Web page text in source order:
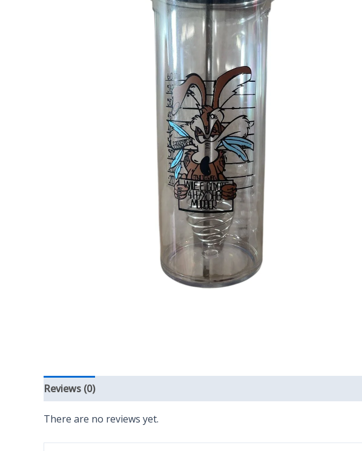
Reviews (0)
There are no reviews yet.